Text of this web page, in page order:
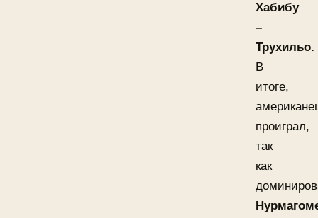
Хабибу
–
Трухильо.
В
итоге,
проиграл,
так
как